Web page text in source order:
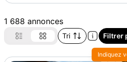
1 688 annonces
Tri Filtrer
Indiquez